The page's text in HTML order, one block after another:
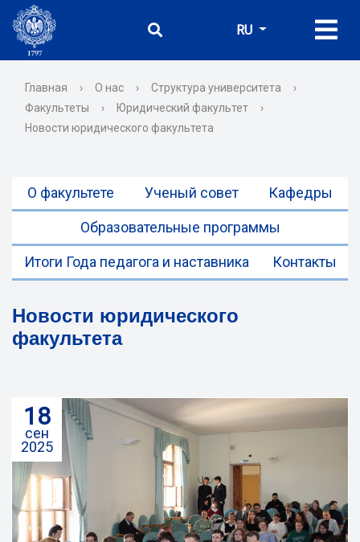
RU
Главная › О нас › Структура университета
›
Факультеты
› Юридический факультет
›
Новости юридического факультета
О факультете Ученый совет Кафедры
Образовательные программы
Итоги Года педагога и наставника Контакты
Новости юридического
факультета
18
сен
2025